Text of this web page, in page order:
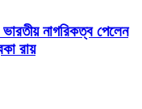
নাগরিকত্ব পেলেন
রায়